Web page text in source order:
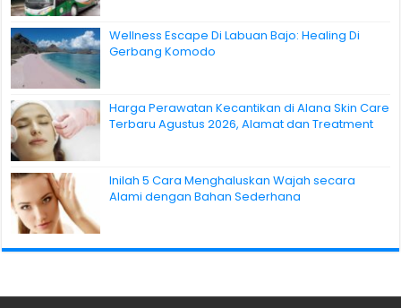
Wellness Escape Di Labuan Bajo: Healing Di
Gerbang Komodo
Harga Perawatan Kecantikan di Alana Skin Care
Terbaru Agustus 2026, Alamat dan Treatment
Inilah 5 Cara Menghaluskan Wajah secara
Alami dengan Bahan Sederhana